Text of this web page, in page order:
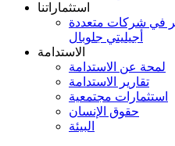
استثماراتنا
في شركات متعددة
أجيليتي جلوبال
الاستدامة
لمحة عن الاستدامة
تقارير الاستدامة
استثمارات مجتمعية
حقوق الإنسان
البيئة